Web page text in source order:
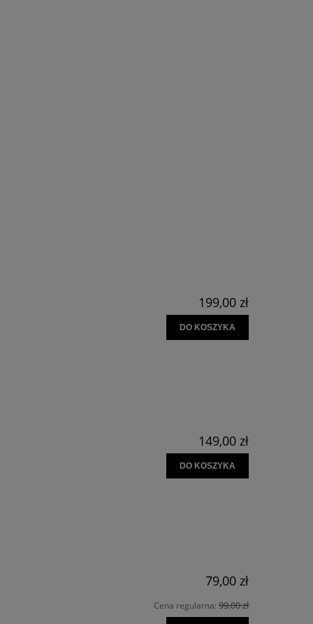
199,00 zł
DO KOSZYKA
149,00 zł
DO KOSZYKA
79,00 zł
Cena regularna: 99,00 zł